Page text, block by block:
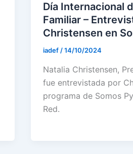
Día Internacional
Familiar –
Christensen en
iadef/14/10/2024
Natalia Christensen,
fue entrevistada por
programa de Somos
Red.